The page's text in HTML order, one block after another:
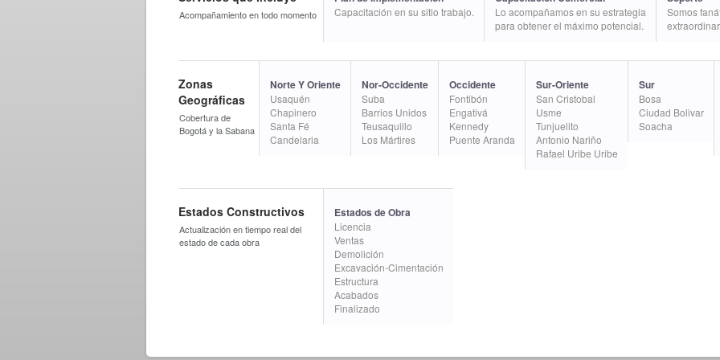
Acompañamiento en todo momento Capacitación en su sitio trabajo.
Lo acompañamos en su estrategia
para obtener el máximo potencial.
Somos
Zonas
Geográficas
Cobertura de
Bogotá y la Sabana
Norte Y Oriente
Usaquén
Chapinero
Santa Fé
Candelaria
Nor-Occidente
Suba
Barrios Unidos
Teusaquillo
Los Mártires
Occidente
Fontibón
Engativá
Kennedy
Puente Aranda
Sur-Oriente
San Cristobal
Usme
Tunjuelito
Antonio Nariño
Rafael Uribe Uribe
Sur
Bosa
Ciudad Bolivar
Soacha
Estados Constructivos
Actualización en tiempo real del
estado de cada obra
Estados de Obra
Licencia
Ventas
Demolición
Excavación-Cimentación
Estructura
Acabados
Finalizado